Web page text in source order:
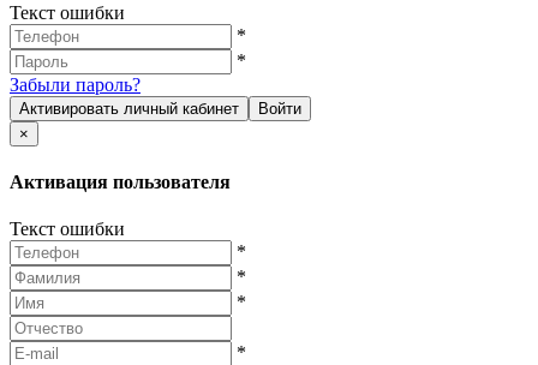
Текст ошибки
*
*
Забыли пароль?
Активировать личный кабинет
Войти
×
Активация пользователя
Текст ошибки
*
*
*
*